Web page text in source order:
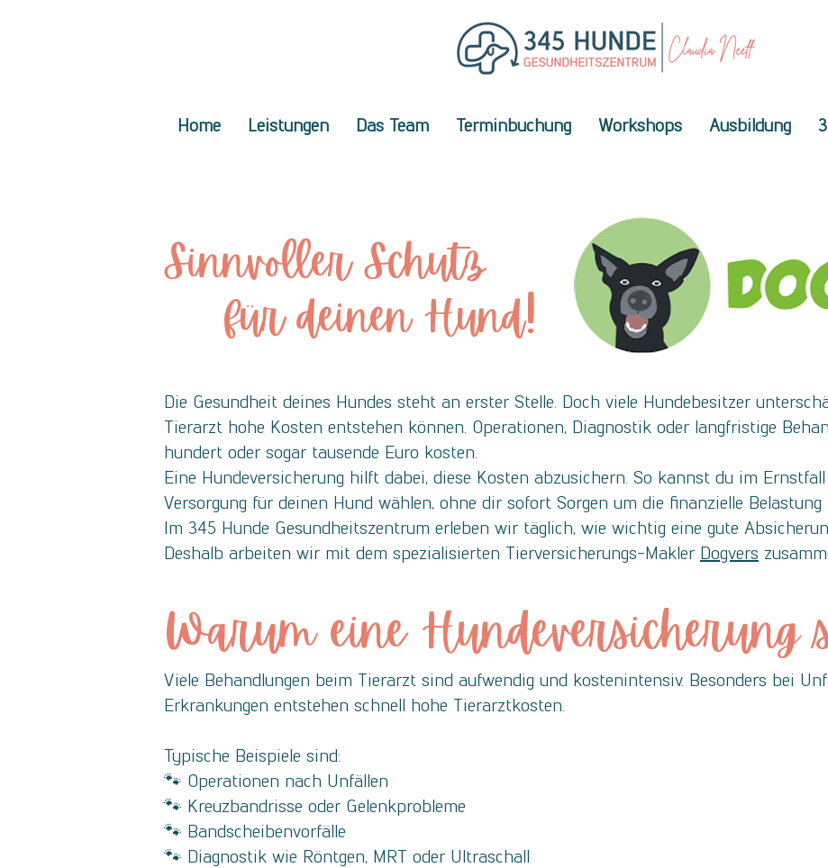
Home Leistungen Das Team Terminbuchung Workshops Ausbildung
Sinnvoller Schutz
für deinen Hund!
Die Gesundheit deines Hundes steht an erster Stelle. Doch viele Hundebesitzer
Tierarzt hohe Kosten entstehen können. Operationen, Diagnostik oder langfristige
hundert oder sogar tausende Euro kosten.
Eine Hundeversicherung hilft dabei, diese Kosten abzusichern. So kannst du im
Versorgung für deinen Hund wählen, ohne dir sofort Sorgen um die finanzielle Belastung
Im 345 Hunde Gesundheitszentrum erleben wir täglich, wie wichtig eine gute
Deshalb arbeiten wir mit dem spezialisierten Tierversicherungs-Makler Dogvers
Warum eine Hundeversicherung
Viele Behandlungen beim Tierarzt sind aufwendig und kostenintensiv. Besonders bei
Erkrankungen entstehen schnell hohe Tierarztkosten.
Typische Beispiele sind:
🐾 Operationen nach Unfällen
🐾 Kreuzbandrisse oder Gelenkprobleme
🐾 Bandscheibenvorfälle
🐾 Diagnostik wie Röntgen, MRT oder Ultraschall